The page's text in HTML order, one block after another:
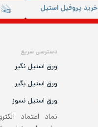
خرید پروفیل استیل
دسترسی سریع
ورق استیل نگیر
ورق استیل بگیر
ورق استیل نسوز
نماد اعتماد